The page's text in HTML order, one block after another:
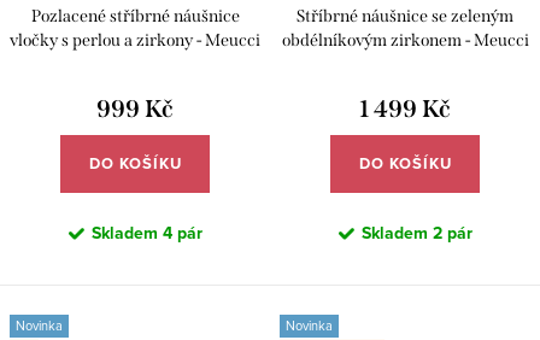
Pozlacené stříbrné náušnice
vločky s perlou a zirkony - Meucci
999 Kč
DO KOŠÍKU
Skladem 4 pár
Stříbrné náušnice se zeleným
obdélníkovým zirkonem - Meucci
1 499 Kč
DO KOŠÍKU
Skladem 2 pár
Novinka
Novinka